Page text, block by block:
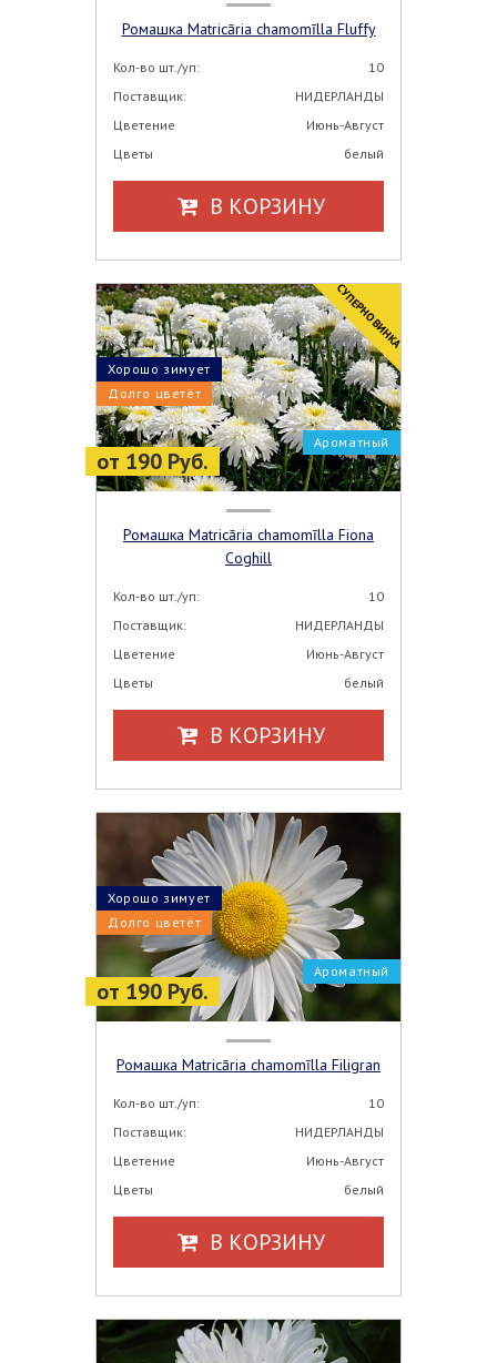
Ромашка Matricāria chamomīlla Fluffy
Кол-во шт./уп:
10
Поставщик:
НИДЕРЛАНДЫ
Цветение
Июнь-Август
Цветы
белый
В КОРЗИНУ
от 190 Руб.
CУПЕРНОВИНКА
Ароматный
Долго цветёт
Хорошо зимует
Ромашка Matricāria chamomīlla Fiona
Coghill
Кол-во шт./уп:
10
Поставщик:
НИДЕРЛАНДЫ
Цветение
Июнь-Август
Цветы
белый
В КОРЗИНУ
от 190 Руб.
Ароматный
Долго цветёт
Хорошо зимует
Ромашка Matricāria chamomīlla Filigran
Кол-во шт./уп:
10
Поставщик:
НИДЕРЛАНДЫ
Цветение
Июнь-Август
Цветы
белый
В КОРЗИНУ